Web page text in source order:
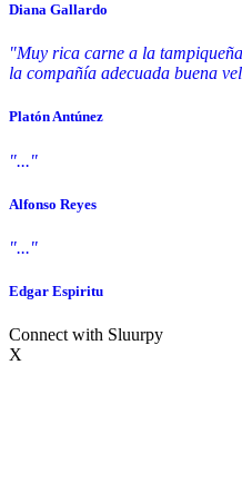
Diana Gallardo
"Muy rica carne a la
la compañía adecuada buena
Platón Antúnez
"..."
Alfonso Reyes
"..."
Edgar Espiritu
Connect with Sluurpy
X